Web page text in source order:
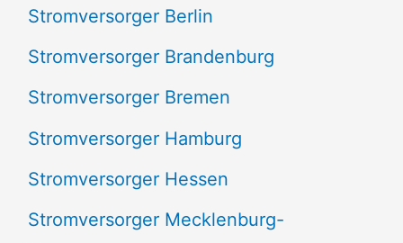
:Stromversorger Berlin
Stromversorger Brandenburg
Stromversorger Bremen
Stromversorger Hamburg
Stromversorger Hessen
Stromversorger Mecklenburg-